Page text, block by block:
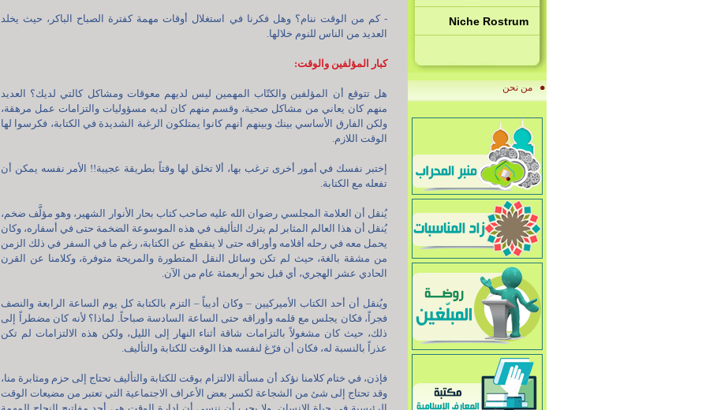
Niche Rostrum
من نحن
- كم من الوقت ننام؟ وهل فكرنا في استغلال أوقات مهمة كفترة الصباح الباكر، حيث يخلد
العديد من الناس للنوم خلالها.
كبار المؤلفين والوقت:
هل تتوقع أن المؤلفين والكتّاب المهمين ليس لديهم معوقات ومشاكل كالتي لديك؟ العديد
منهم كان يعاني من مشاكل صحية، وقسم منهم كان لديه مسؤوليات والتزامات عمل مرهقة،
ولكن الفارق الأساسي بينك وبينهم أنهم كانوا يمتلكون الرغبة الشديدة في الكتابة، فكرسوا لها
الوقت اللازم.
إختبر نفسك في أمور أخرى ترغب بها، ألا تخلق لها وقتاً بطريقة عجيبة!! الأمر نفسه يمكن أن
تفعله مع الكتابة.
يُنقل أن العلامة المجلسي رضوان الله عليه صاحب كتاب بحار الأنوار الشهير، وهو مؤلَّف ضخم،
يُنقل أن هذا العالم المثابر لم يترك التأليف في هذه الموسوعة الضخمة حتى في أسفاره، وكان
يحمل معه في رحله أقلامه وأوراقه حتى لا ينقطع عن الكتابة، رغم ما في السفر في ذلك الزمن
من مشقة بالغة، حيث لم تكن وسائل النقل المتطورة والمريحة متوفرة، وكلامنا عن القرن
الحادي عشر الهجري، أي قبل نحو أربعمئة عام من الآن.
ويُنقل أن أحد الكتاب الأميركيين – وكان أديباً – التزم بالكتابة كل يوم الساعة الرابعة والنصف
فجراً، فكان يجلس مع قلمه وأوراقه حتى الساعة السادسة صباحاً. لماذا؟ لأنه كان مضطراً إلى
ذلك، حيث كان مشغولاً بالتزامات شاقة أثناء النهار إلى الليل، ولكن هذه الالتزامات لم تكن
عذراً بالنسبة له، فكان أن فرّغ لنفسه هذا الوقت للكتابة والتأليف.
فإذن، في ختام كلامنا نؤكد أن مسألة الالتزام بوقت للكتابة والتأليف تحتاج إلى حزم ومثابرة منا،
وقد تحتاج إلى شئ من الشجاعة لكسر بعض الأعراف الاجتماعية التي تعتبر من مضيعات الوقت